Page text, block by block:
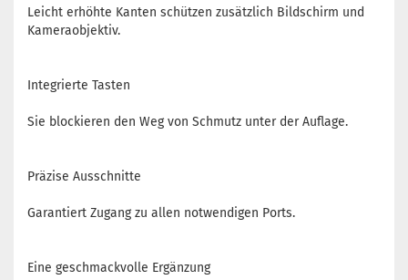
Leicht erhöhte Kanten schützen zusätzlich Bildschirm und
Kameraobjektiv.
Integrierte Tasten
Sie blockieren den Weg von Schmutz unter der Auflage.
Präzise Ausschnitte
Garantiert Zugang zu allen notwendigen Ports.
Eine geschmackvolle Ergänzung